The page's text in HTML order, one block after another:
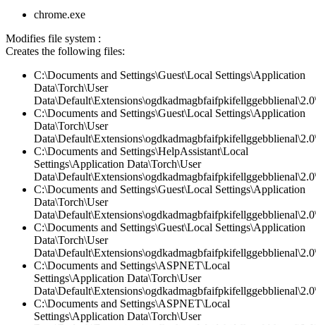
chrome.exe
Modifies file system :
Creates the following files:
C:\Documents and Settings\Guest\Local Settings\Application
Data\Torch\User
C:\Documents and Settings\Guest\Local Settings\Application
Data\Torch\User
C:\Documents and Settings\HelpAssistant\Local
Settings\Application Data\Torch\User
C:\Documents and Settings\Guest\Local Settings\Application
Data\Torch\User
C:\Documents and Settings\Guest\Local Settings\Application
Data\Torch\User
C:\Documents and Settings\ASPNET\Local
Settings\Application Data\Torch\User
C:\Documents and Settings\ASPNET\Local
Settings\Application Data\Torch\User